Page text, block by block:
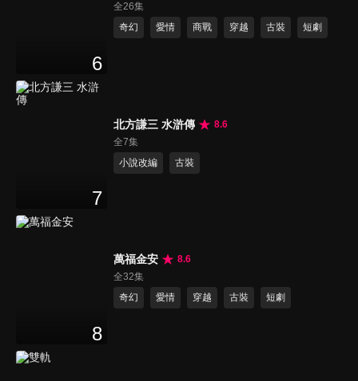
6
全26集
奇幻
愛情 商戰 穿越 古裝 短劇
7
北方謙三 水滸傳
8.6
全7集
小說改編
古裝
8
萬福金安
8.6
全32集
奇幻
愛情 穿越 古裝 短劇